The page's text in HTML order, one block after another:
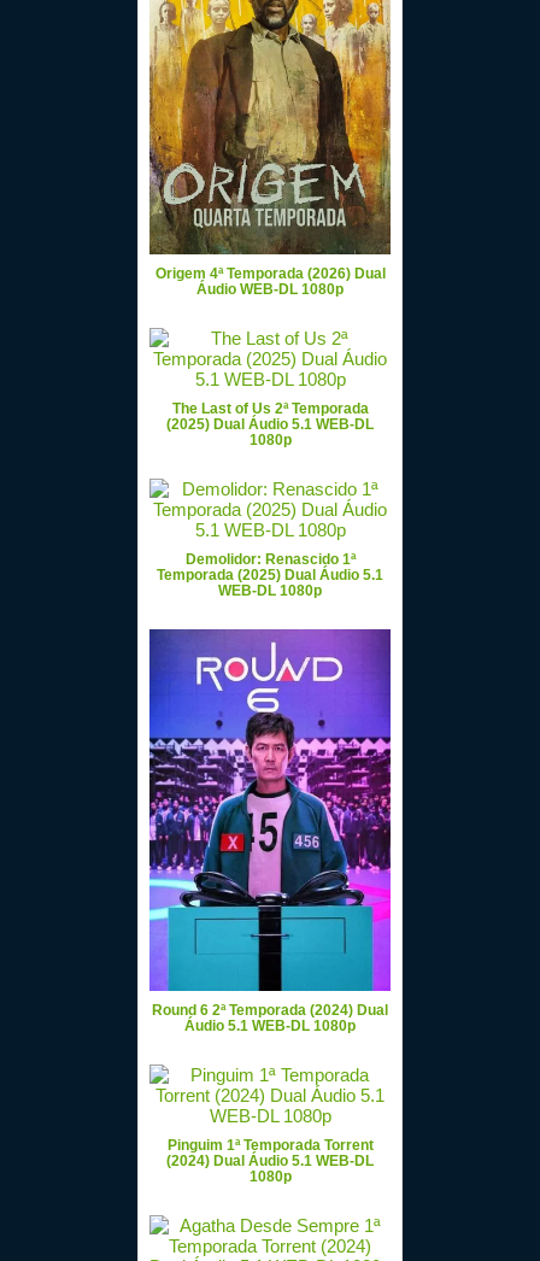
Origem 4ª Temporada (2026) Dual
Áudio WEB-DL 1080p
The Last of Us 2ª Temporada
(2025) Dual Áudio 5.1 WEB-DL
1080p
Demolidor: Renascido 1ª
Temporada (2025) Dual Áudio 5.1
WEB-DL 1080p
Round 6 2ª Temporada (2024) Dual
Áudio 5.1 WEB-DL 1080p
Pinguim 1ª Temporada Torrent
(2024) Dual Áudio 5.1 WEB-DL
1080p